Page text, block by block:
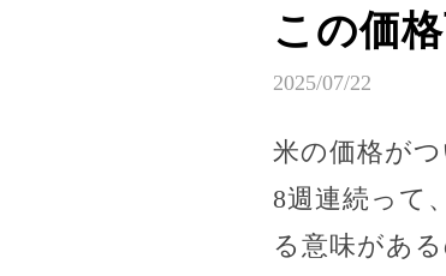
この価
2025/07/22
米の価格が
8週連続って
る意味があ